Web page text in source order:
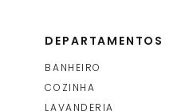
DEPARTAMENTOS
BANHEIRO
COZINHA
LAVANDERIA